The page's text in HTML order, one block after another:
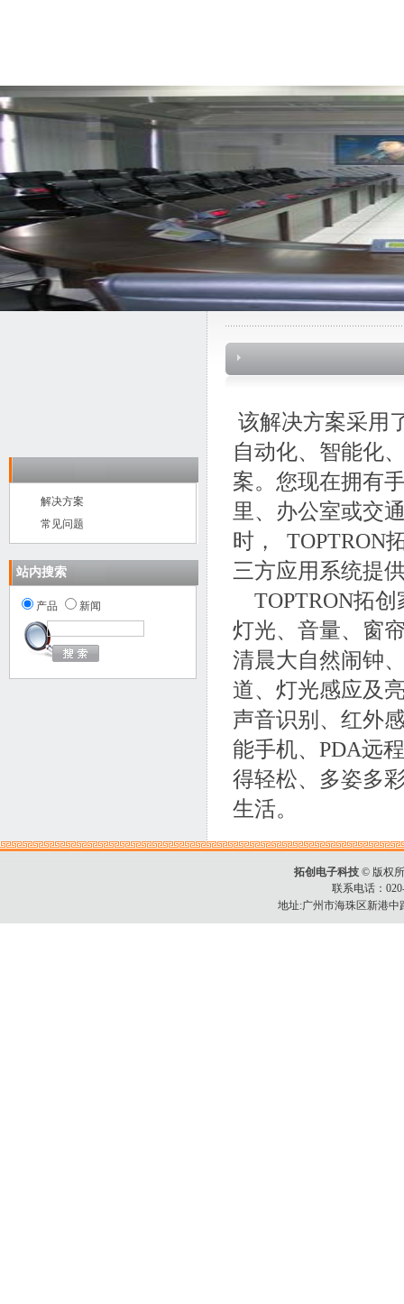
解决方案
常见问题
站内搜索
产品 新闻
该解决方案采用
自动化、智能化
案。您现在拥有
里、办公室或交
时，
TOPTRON
三方应用系统提
TOPTRON拓创
灯光、音量、窗
清晨大自然闹钟
道、灯光感应及
声音识别、红外
能手机、 PDA远
得轻松、多姿多
生活。
拓创电子科技© 版权所
联系电话：
地址:广州市海珠区新港中